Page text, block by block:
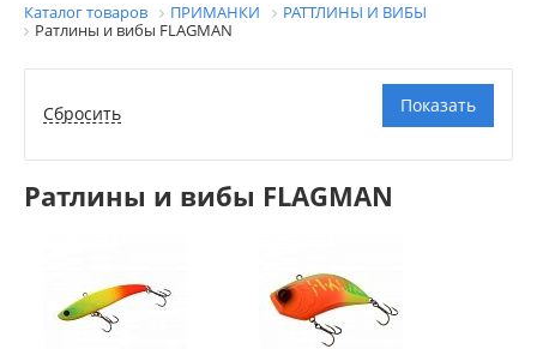
Каталог товаров ПРИМАНКИ
РАТТЛИНЫ И ВИБЫ
Ратлины и вибы FLAGMAN
Ратлины и вибы FLAGMAN